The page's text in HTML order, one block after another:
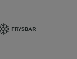
FRYSBAR